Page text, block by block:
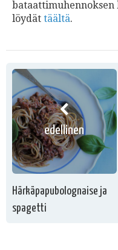
löydät täältä.
edellinen
Härkäpapubolognaise ja
spagetti